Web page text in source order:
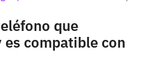
que
es compatible con